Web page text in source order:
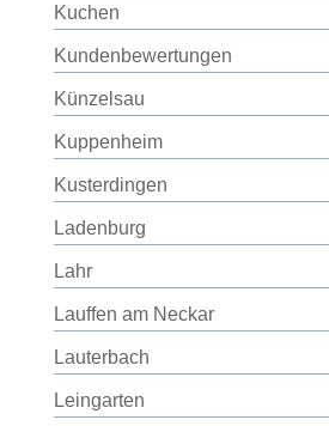
Kuchen
Kundenbewertungen
Künzelsau
Kuppenheim
Kusterdingen
Ladenburg
Lahr
Lauffen am Neckar
Lauterbach
Leingarten